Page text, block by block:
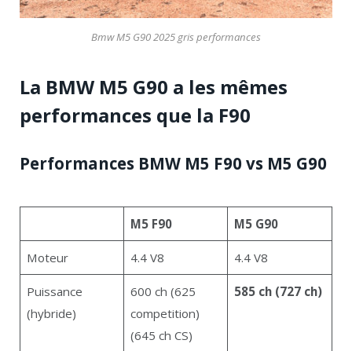
Bmw M5 G90 2025 gris performances
La BMW M5 G90 a les mêmes
performances que la F90
Performances BMW M5 F90 vs M5 G90
M5 F90 M5 G90
Moteur 4.4 V8 4.4 V8
Puissance
(hybride)
600 ch (625
competition)
(645 ch CS)
585 ch (727 ch)